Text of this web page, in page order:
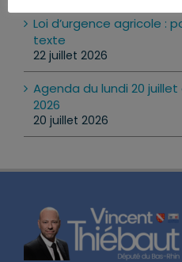
Loi d’urgence agricole :
texte
22 juillet 2026
Agenda du lundi 20
2026
20 juillet 2026